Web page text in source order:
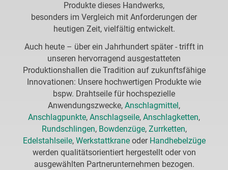
Produkte dieses Handwerks,
besonders im Vergleich mit Anforderungen der
heutigen Zeit, vielfältig entwickelt.
Auch heute – über ein Jahrhundert später - trifft in
unseren hervorragend ausgestatteten
Produktionshallen die Tradition auf zukunftsfähige
Innovationen: Unsere hochwertigen Produkte wie
bspw. Drahtseile für hochspezielle
Anwendungszwecke, Anschlagmittel,
Anschlagpunkte, Anschlagseile, Anschlagketten,
Rundschlingen, Bowdenzüge, Zurrketten,
Edelstahlseile, Werkstattkraneoder Handhebelzüge
werden qualitätsorientiert hergestellt oder von
ausgewählten Partnerunternehmen bezogen.